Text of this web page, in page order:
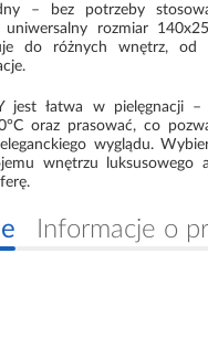
– bez potrzeby
uniwersalny rozmiar
do różnych wnętrz, od
jest łatwa w pielęgnacji
oraz prasować, co
wyglądu.
wnętrzu luksusowego
Informacje o